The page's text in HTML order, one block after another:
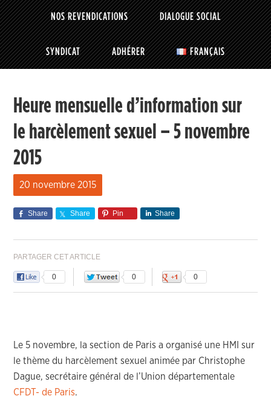
NOS REVENDICATIONS DIALOGUE SOCIAL
SYNDICAT ADHÉRER FRANÇAIS
Heure mensuelle d’information sur
le harcèlement sexuel – 5 novembre
2015
20 novembre 2015
Share Share Pin Share
PARTAGER CET ARTICLE
0 0 0
Le 5 novembre, la section de Paris a organisé une HMI sur
le thème du harcèlement sexuel animée par Christophe
Dague, secrétaire général de l’Union départementale
CFDT- de Paris.